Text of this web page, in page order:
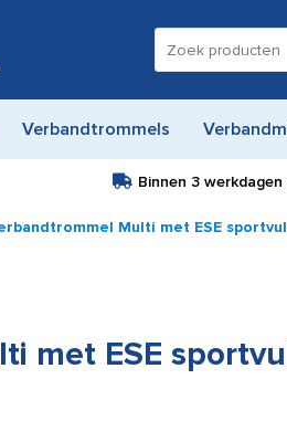
naar:
Verbandtrommels
Binnen 3 werkdagen
Multi met ESE
met ESE